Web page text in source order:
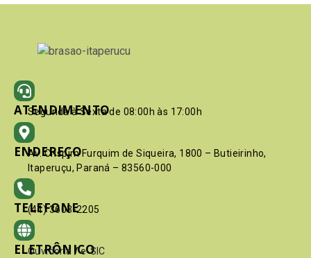
ATENDIMENTO
Segunda à Sexta de 08:00h às 17:00h
ENDEREÇO
Av. Crispim Furquim de Siqueira, 1800 – Butieirinho,
Itaperuçu, Paraná – 83560-000
TELEFONE
(41) 3603-2205
ELETRÔNICO
Ouvidoria / e-SIC